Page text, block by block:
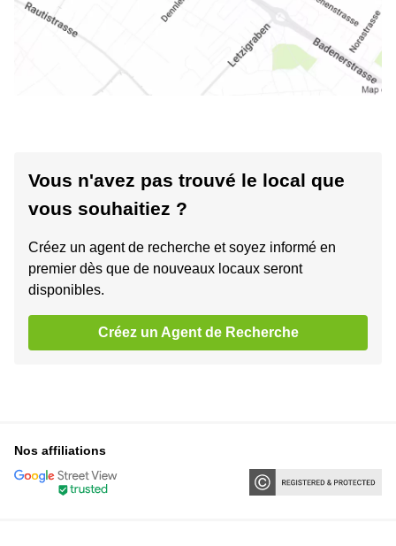
Vous n'avez pas trouvé le local que
vous souhaitiez ?
Créez un agent de recherche et soyez informé en
premier dès que de nouveaux locaux seront
disponibles.
Créez un Agent de Recherche
Nos affiliations